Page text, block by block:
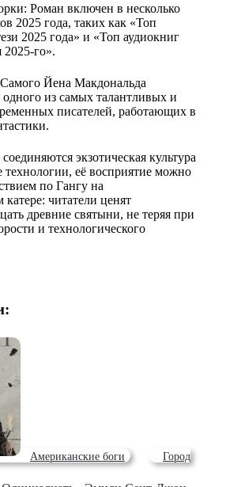
Роман включен в несколько
2025 года, таких как «Топ
2025 года» и «Топ аудиокниг
2025-го».
Йена Макдональда
одного из самых талантливых и
писателей, работающих в
экзотическая культура
технологии, её восприятие можно
по Гангу на
катере: читатели ценят
древние святыни, не теряя при
и технологического
Американские боги
Город